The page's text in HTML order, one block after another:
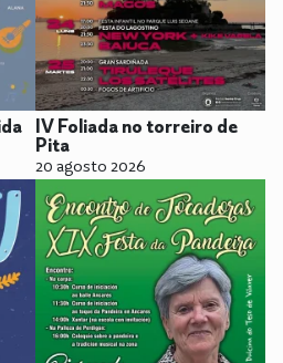
IV Foliada no torreiro de
Pita
20 agosto 2026